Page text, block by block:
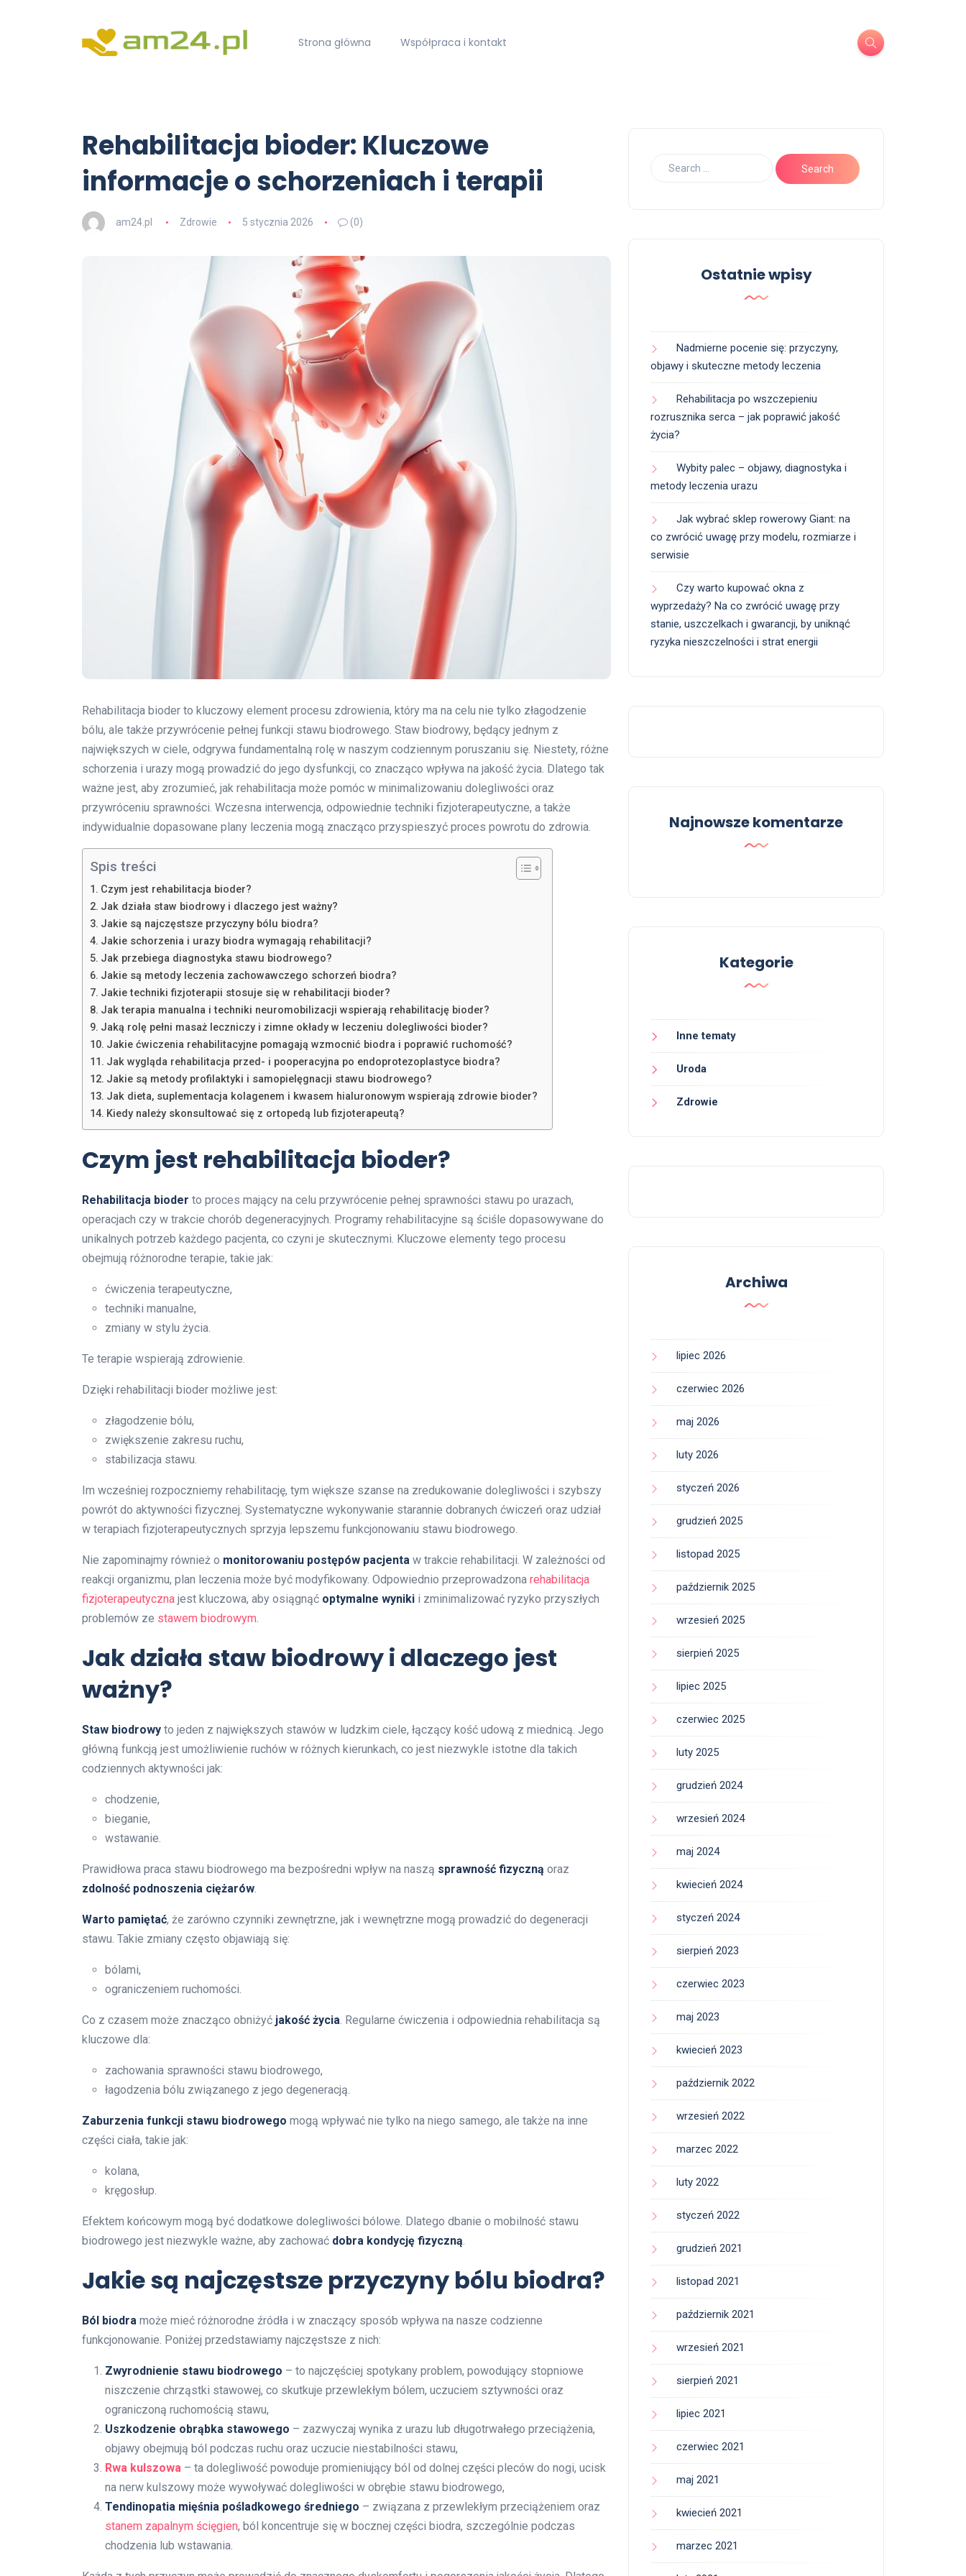
Strona główna Współpraca i kontakt
Rehabilitacja bioder: Kluczowe
informacje o schorzeniach i terapii
am24.pl Zdrowie 5 stycznia 2026 (0)
Rehabilitacja bioder to kluczowy element procesu zdrowienia, który ma na celu nie tylko złagodzenie
bólu, ale także przywrócenie pełnej funkcji stawu biodrowego. Staw biodrowy, będący jednym z
największych w ciele, odgrywa fundamentalną rolę w naszym codziennym poruszaniu się. Niestety, różne
schorzenia i urazy mogą prowadzić do jego dysfunkcji, co znacząco wpływa na jakość życia. Dlatego tak
ważne jest, aby zrozumieć, jak rehabilitacja może pomóc w minimalizowaniu dolegliwości oraz
przywróceniu sprawności. Wczesna interwencja, odpowiednie techniki fizjoterapeutyczne, a także
indywidualnie dopasowane plany leczenia mogą znacząco przyspieszyć proces powrotu do zdrowia.
Spis treści
Czym jest rehabilitacja bioder?
Jak działa staw biodrowy i dlaczego jest ważny?
Jakie są najczęstsze przyczyny bólu biodra?
Jakie schorzenia i urazy biodra wymagają rehabilitacji?
Jak przebiega diagnostyka stawu biodrowego?
Jakie są metody leczenia zachowawczego schorzeń biodra?
Jakie techniki fizjoterapii stosuje się w rehabilitacji bioder?
Jak terapia manualna i techniki neuromobilizacji wspierają rehabilitację bioder?
Jaką rolę pełni masaż leczniczy i zimne okłady w leczeniu dolegliwości bioder?
Jakie ćwiczenia rehabilitacyjne pomagają wzmocnić biodra i poprawić ruchomość?
Jak wygląda rehabilitacja przed- i pooperacyjna po endoprotezoplastyce biodra?
Jakie są metody profilaktyki i samopielęgnacji stawu biodrowego?
Jak dieta, suplementacja kolagenem i kwasem hialuronowym wspierają zdrowie bioder?
Kiedy należy skonsultować się z ortopedą lub fizjoterapeutą?
Czym jest rehabilitacja bioder?
Rehabilitacja bioder to proces mający na celu przywrócenie pełnej sprawności stawu po urazach,
operacjach czy w trakcie chorób degeneracyjnych. Programy rehabilitacyjne są ściśle dopasowywane do
unikalnych potrzeb każdego pacjenta, co czyni je skutecznymi. Kluczowe elementy tego procesu
obejmują różnorodne terapie, takie jak:
ćwiczenia terapeutyczne,
techniki manualne,
zmiany w stylu życia.
Te terapie wspierają zdrowienie.
Dzięki rehabilitacji bioder możliwe jest:
złagodzenie bólu,
zwiększenie zakresu ruchu,
stabilizacja stawu.
Im wcześniej rozpoczniemy rehabilitację, tym większe szanse na zredukowanie dolegliwości i szybszy
powrót do aktywności fizycznej. Systematyczne wykonywanie starannie dobranych ćwiczeń oraz udział
w terapiach fizjoterapeutycznych sprzyja lepszemu funkcjonowaniu stawu biodrowego.
Nie zapominajmy również o monitorowaniu postępów pacjenta w trakcie rehabilitacji. W zależności od
reakcji organizmu, plan leczenia może być modyfikowany. Odpowiednio przeprowadzona rehabilitacja
fizjoterapeutyczna jest kluczowa, aby osiągnąć optymalne wyniki i zminimalizować ryzyko przyszłych
problemów ze stawem biodrowym.
Jak działa staw biodrowy i dlaczego jest
ważny?
Staw biodrowy to jeden z największych stawów w ludzkim ciele, łączący kość udową z miednicą. Jego
główną funkcją jest umożliwienie ruchów w różnych kierunkach, co jest niezwykle istotne dla takich
codziennych aktywności jak:
chodzenie,
bieganie,
wstawanie.
Prawidłowa praca stawu biodrowego ma bezpośredni wpływ na naszą sprawność fizyczną oraz
zdolność podnoszenia ciężarów.
Warto pamiętać, że zarówno czynniki zewnętrzne, jak i wewnętrzne mogą prowadzić do degeneracji
stawu. Takie zmiany często objawiają się:
bólami,
ograniczeniem ruchomości.
Co z czasem może znacząco obniżyć jakość życia. Regularne ćwiczenia i odpowiednia rehabilitacja są
kluczowe dla:
zachowania sprawności stawu biodrowego,
łagodzenia bólu związanego z jego degeneracją.
Zaburzenia funkcji stawu biodrowego mogą wpływać nie tylko na niego samego, ale także na inne
części ciała, takie jak:
kolana,
kręgosłup.
Efektem końcowym mogą być dodatkowe dolegliwości bólowe. Dlatego dbanie o mobilność stawu
biodrowego jest niezwykle ważne, aby zachować dobra kondycję fizyczną.
Jakie są najczęstsze przyczyny bólu biodra?
Ból biodra może mieć różnorodne źródła i w znaczący sposób wpływa na nasze codzienne
funkcjonowanie. Poniżej przedstawiamy najczęstsze z nich:
Zwyrodnienie stawu biodrowego – to najczęściej spotykany problem, powodujący stopniowe
niszczenie chrząstki stawowej, co skutkuje przewlekłym bólem, uczuciem sztywności oraz
ograniczoną ruchomością stawu,
Uszkodzenie obrąbka stawowego – zazwyczaj wynika z urazu lub długotrwałego przeciążenia,
objawy obejmują ból podczas ruchu oraz uczucie niestabilności stawu,
Rwa kulszowa – ta dolegliwość powoduje promieniujący ból od dolnej części pleców do nogi, ucisk
na nerw kulszowy może wywoływać dolegliwości w obrębie stawu biodrowego,
Tendinopatia mięśnia pośladkowego średniego – związana z przewlekłym przeciążeniem oraz
stanem zapalnym ścięgien, ból koncentruje się w bocznej części biodra, szczególnie podczas
chodzenia lub wstawania.
Ostatnie wpisy
Nadmierne pocenie się: przyczyny,
objawy i skuteczne metody leczenia
Rehabilitacja po wszczepieniu
rozrusznika serca – jak poprawić jakość
życia?
Wybity palec – objawy, diagnostyka i
metody leczenia urazu
Jak wybrać sklep rowerowy Giant: na
co zwrócić uwagę przy modelu, rozmiarze i
serwisie
Czy warto kupować okna z
wyprzedaży? Na co zwrócić uwagę przy
stanie, uszczelkach i gwarancji, by uniknąć
ryzyka nieszczelności i strat energii
Najnowsze komentarze
Kategorie
Inne tematy
Uroda
Zdrowie
Archiwa
lipiec 2026
czerwiec 2026
maj 2026
luty 2026
styczeń 2026
grudzień 2025
listopad 2025
październik 2025
wrzesień 2025
sierpień 2025
lipiec 2025
czerwiec 2025
luty 2025
grudzień 2024
wrzesień 2024
maj 2024
kwiecień 2024
styczeń 2024
sierpień 2023
czerwiec 2023
maj 2023
kwiecień 2023
październik 2022
wrzesień 2022
marzec 2022
luty 2022
styczeń 2022
grudzień 2021
listopad 2021
październik 2021
wrzesień 2021
sierpień 2021
lipiec 2021
czerwiec 2021
maj 2021
kwiecień 2021
marzec 2021